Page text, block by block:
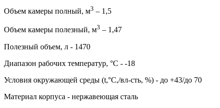
Объем камеры полный, м3 – 1,5
Объем камеры полезный, м3 – 1,47
Полезный объем, л - 1470
Диапазон рабочих температур, °C - -18
Условия окружающей среды (t,°C,/вл-сть, %) - до +43/до 70
Материал корпуса - нержавеющая сталь